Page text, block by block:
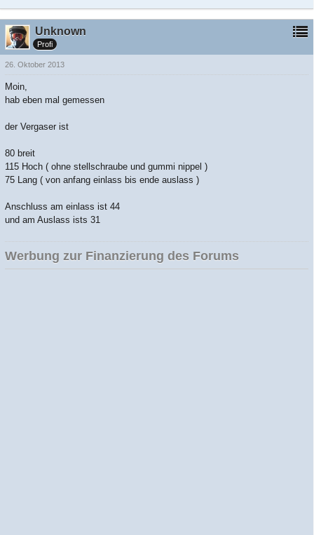
Unknown
Profi
26. Oktober 2013
Moin,
hab eben mal gemessen
der Vergaser ist
80 breit
115 Hoch ( ohne stellschraube und gummi nippel )
75 Lang ( von anfang einlass bis ende auslass )
Anschluss am einlass ist 44
und am Auslass ists 31
Werbung zur Finanzierung des Forums